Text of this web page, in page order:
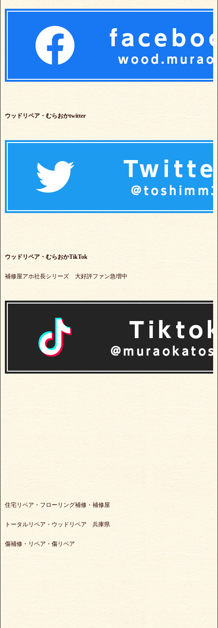
ウッドリペア・むらおかtwitter
ウッドリペア・むらおかTikTok
補修屋アホ社長シリーズ 大好評ファン急増中
住宅リペア・フローリング補修・補修屋
トータルリペア・ウッドリペア 兵庫県
傷補修・リペア・傷リペア